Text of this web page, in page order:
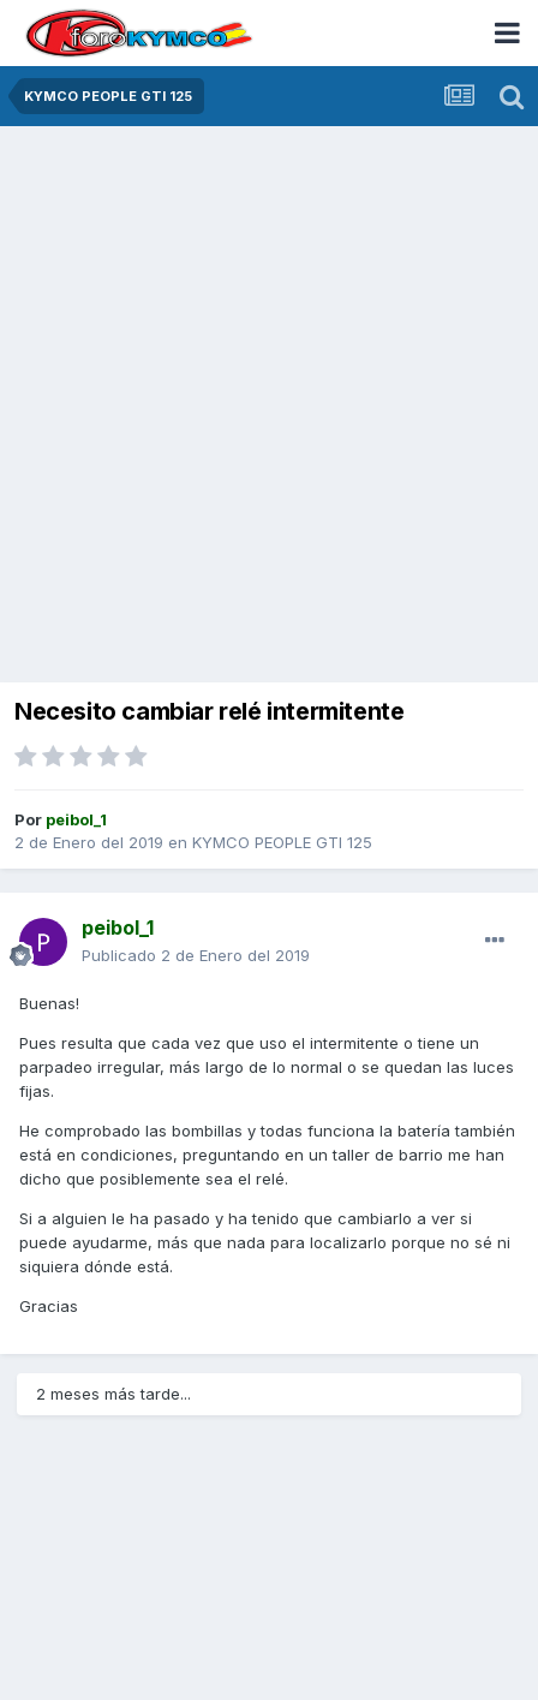
KYMCO PEOPLE GTI 125
Necesito cambiar relé intermitente
Por peibol_1
2 de Enero del 2019 en KYMCO PEOPLE GTI 125
peibol_1
Publicado 2 de Enero del 2019
Buenas!
Pues resulta que cada vez que uso el intermitente o tiene un
parpadeo irregular, más largo de lo normal o se quedan las luces
fijas.
He comprobado las bombillas y todas funciona la batería también
está en condiciones, preguntando en un taller de barrio me han
dicho que posiblemente sea el relé.
Si a alguien le ha pasado y ha tenido que cambiarlo a ver si
puede ayudarme, más que nada para localizarlo porque no sé ni
siquiera dónde está.
Gracias
2 meses más tarde...